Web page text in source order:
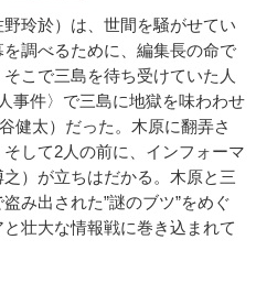
玲於）は、世間を騒がせてい
調べるために、編集長の命で
こで三島を待ち受けていた人
件〉で三島に地獄を味わわせ
健太）だった。木原に翻弄さ
して2人の前に、インフォーマ
）が立ちはだかる。木原と三
み出された”謎のブツ”をめぐ
壮大な情報戦に巻き込まれて